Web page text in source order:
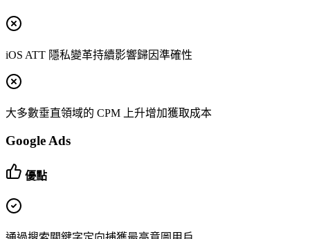
iOS ATT 隱私變革持續影響歸因準確性
大多數垂直領域的 CPM 上升增加獲取成本
Google Ads
優點